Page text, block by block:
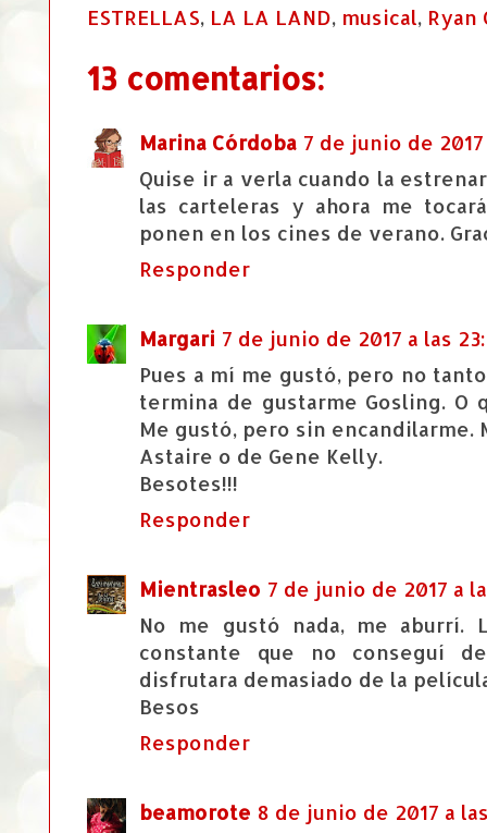
ESTRELLAS, LA LA LAND, musical, Ryan
13 comentarios:
Marina Córdoba 7 de junio de 2017
Quise ir a verla cuando la
las carteleras y ahora me
ponen en los cines de verano.
Responder
Margari 7 de junio de 2017 a las
Pues a mí me gustó, pero no
termina de gustarme Gosling.
Me gustó, pero sin encandilarme.
Astaire o de Gene Kelly.
Besotes!!!
Responder
Mientrasleo 7 de junio de 2017 a
No me gustó nada, me aburrí.
constante que no conseguí
disfrutara demasiado de la
Besos
Responder
beamorote 8 de junio de 2017 a